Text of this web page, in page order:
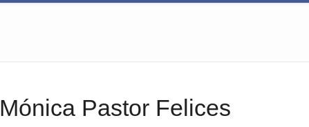
Mónica Pastor Felices